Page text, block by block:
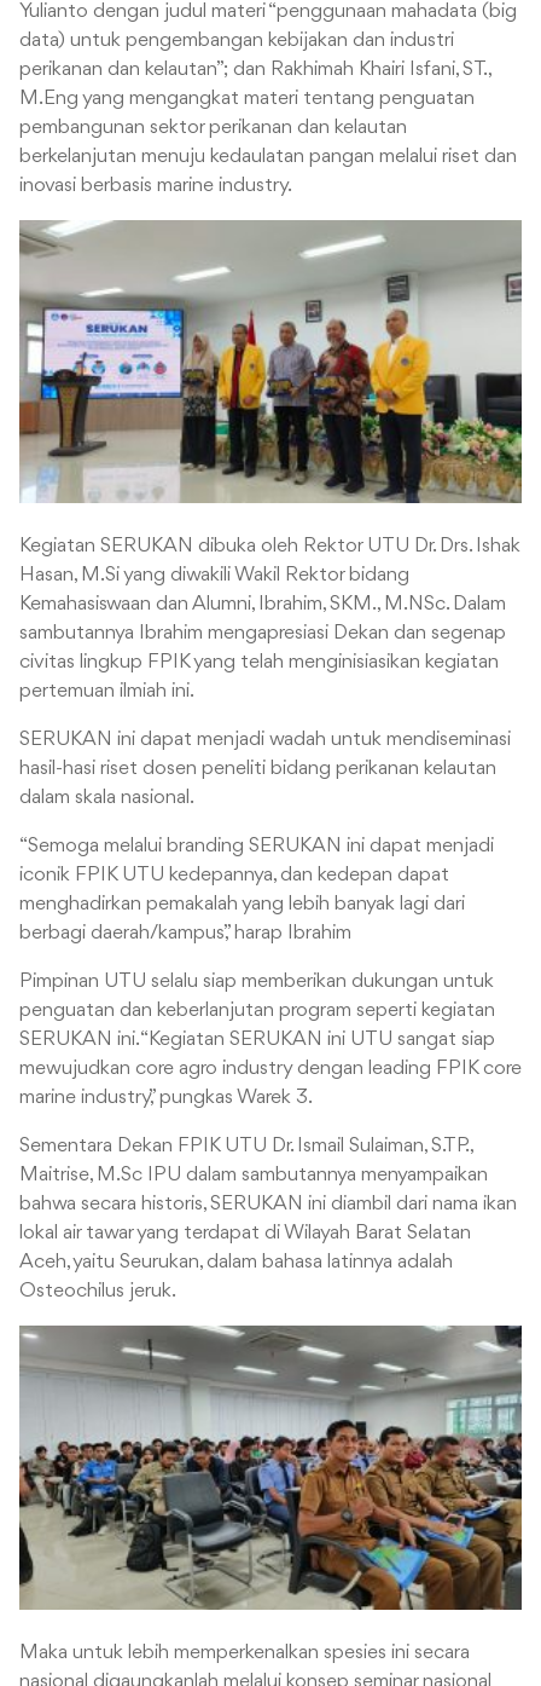
Yulianto dengan judul materi “penggunaan mahadata (big
data) untuk pengembangan kebijakan dan industri
perikanan dan kelautan”; dan Rakhimah Khairi Isfani, ST.,
M.Eng yang mengangkat materi tentang penguatan
pembangunan sektor perikanan dan kelautan
berkelanjutan menuju kedaulatan pangan melalui riset dan
inovasi berbasis marine industry.
Kegiatan SERUKAN dibuka oleh Rektor UTU Dr. Drs. Ishak
Hasan, M.Si yang diwakili Wakil Rektor bidang
Kemahasiswaan dan Alumni, Ibrahim, SKM., M.NSc. Dalam
sambutannya Ibrahim mengapresiasi Dekan dan segenap
civitas lingkup FPIK yang telah menginisiasikan kegiatan
pertemuan ilmiah ini.
SERUKAN ini dapat menjadi wadah untuk mendiseminasi
hasil-hasi riset dosen peneliti bidang perikanan kelautan
dalam skala nasional.
“Semoga melalui branding SERUKAN ini dapat menjadi
iconik FPIK UTU kedepannya, dan kedepan dapat
menghadirkan pemakalah yang lebih banyak lagi dari
berbagi daerah/kampus,” harap Ibrahim
Pimpinan UTU selalu siap memberikan dukungan untuk
penguatan dan keberlanjutan program seperti kegiatan
SERUKAN ini. “Kegiatan SERUKAN ini UTU sangat siap
mewujudkan core agro industry dengan leading FPIK core
marine industry,” pungkas Warek 3.
Sementara Dekan FPIK UTU Dr. Ismail Sulaiman, S.TP.,
Maitrise, M.Sc IPU dalam sambutannya menyampaikan
bahwa secara historis, SERUKAN ini diambil dari nama ikan
lokal air tawar yang terdapat di Wilayah Barat Selatan
Aceh, yaitu Seurukan, dalam bahasa latinnya adalah
Osteochilus jeruk.
Maka untuk lebih memperkenalkan spesies ini secara
nasional digaungkanlah melalui konsep seminar nasional